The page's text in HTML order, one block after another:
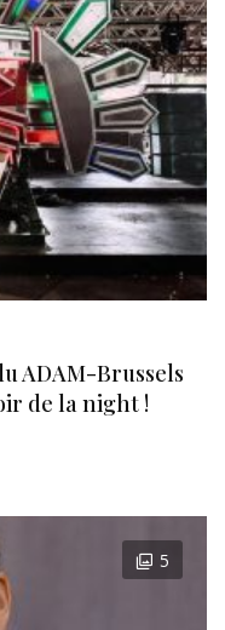
ADAM-Brussels
de la night !
5